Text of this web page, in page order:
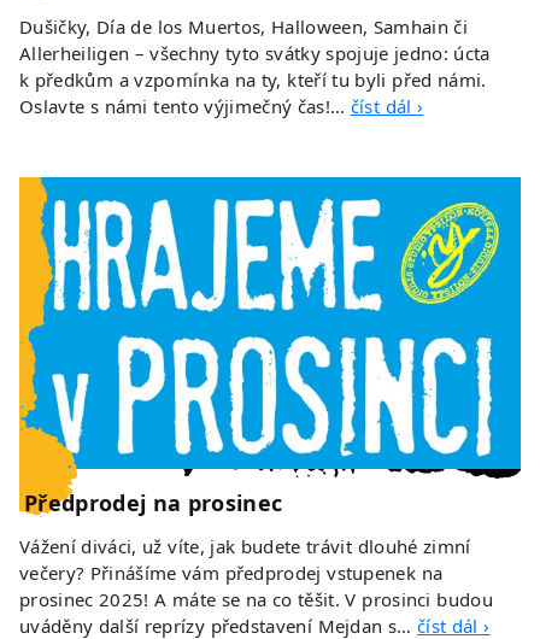
Dušičky, Día de los Muertos, Halloween, Samhain či
Allerheiligen – všechny tyto svátky spojuje jedno: úcta
k předkům a vzpomínka na ty, kteří tu byli před námi.
Oslavte s námi tento výjimečný čas!… číst dál ›
Předprodej na prosinec
Vážení diváci, už víte, jak budete trávit dlouhé zimní
večery? Přinášíme vám předprodej vstupenek na
prosinec 2025! A máte se na co těšit. V prosinci budou
uváděny další reprízy představení Mejdan s…číst dál ›